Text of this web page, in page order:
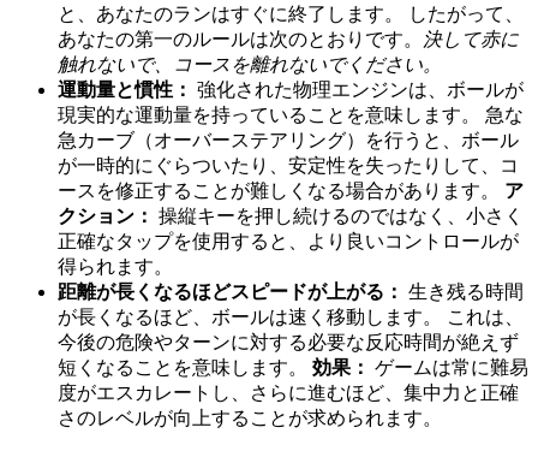
と、あなたのランはすぐに終了します。 したがって、
あなたの第一のルールは次のとおりです。
決して赤に
触れないで、コースを離れないでください。
運動量と慣性： 強化された物理エンジンは、ボールが
現実的な運動量を持っていることを意味します。 急な
急カーブ（オーバーステアリング）を行うと、ボール
が一時的にぐらついたり、安定性を失ったりして、コ
ースを修正することが難しくなる場合があります。 ア
クション： 操縦キーを押し続けるのではなく、小さく
正確なタップを使用すると、より良いコントロールが
得られます。
距離が長くなるほどスピードが上がる： 生き残る時間
が長くなるほど、ボールは速く移動します。 これは、
今後の危険やターンに対する必要な反応時間が絶えず
短くなることを意味します。 効果： ゲームは常に難易
度がエスカレートし、さらに進むほど、集中力と正確
さのレベルが向上することが求められます。